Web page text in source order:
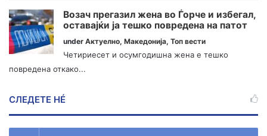
Возач прегазил жена во Ѓорче и избегал,
оставајќи ја тешко повредена на патот
under Актуелно, Македонија, Топ вести
Четириесет и осумгодишна жена е тешко
повредена откако...
СЛЕДЕТЕ НÉ